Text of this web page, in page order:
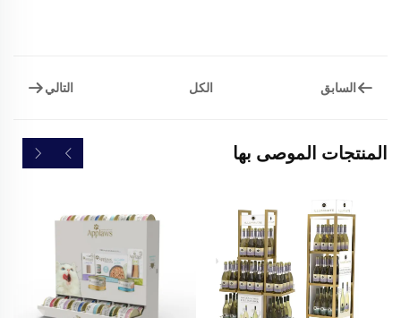
السابق الكل التالي
المنتجات الموصى بها